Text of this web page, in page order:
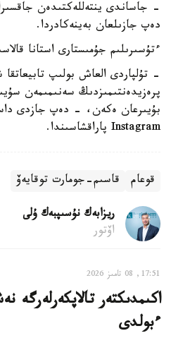
- جاساندى ينتەللەكتىدەن
دەپ جازىلعان بەينەكادردا.
ءتۇسىرىلىم جۇمىستارى استانا
- تۇلپاردى العاش بولىپ
پرەزيدەنتىمىزدىڭ سەنىمىمەن
بۇيىرعان ەكەن، - دەپ جازدى
Instagram پاراقشاسىندا.
قوعام قاسىم-جومارت توقايەۆ
ريزابەك نۇسىپبەك ۇلى
اۆتور
17:51, 08 تامىز 2026
اكىمدىكتەر تالاپكەرلەرگە
ءبولدى